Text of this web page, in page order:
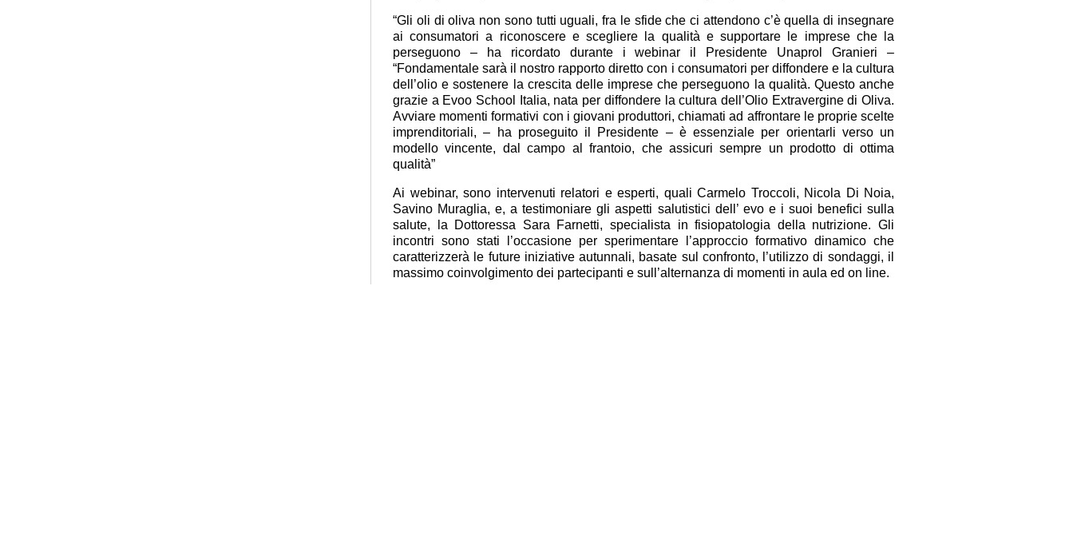
“Gli oli di oliva non sono tutti uguali, fra le sfide che ci attendono c’è quella di insegnare
ai consumatori a riconoscere e scegliere la qualità e supportare le imprese che la
perseguono – ha ricordato durante i webinar il Presidente Unaprol Granieri –
“Fondamentale sarà il nostro rapporto diretto con i consumatori per diffondere e la cultura
dell’olio e sostenere la crescita delle imprese che perseguono la qualità. Questo anche
grazie a Evoo School Italia, nata per diffondere la cultura dell’Olio Extravergine di Oliva.
Avviare momenti formativi con i giovani produttori, chiamati ad affrontare le proprie scelte
imprenditoriali, – ha proseguito il Presidente – è essenziale per orientarli verso un
modello vincente, dal campo al frantoio, che assicuri sempre un prodotto di ottima
qualità”
Ai webinar, sono intervenuti relatori e esperti, quali Carmelo Troccoli, Nicola Di Noia,
Savino Muraglia, e, a testimoniare gli aspetti salutistici dell’ evo e i suoi benefici sulla
salute, la Dottoressa Sara Farnetti, specialista in fisiopatologia della nutrizione. Gli
incontri sono stati l’occasione per sperimentare l’approccio formativo dinamico che
caratterizzerà le future iniziative autunnali, basate sul confronto, l’utilizzo di sondaggi, il
massimo coinvolgimento dei partecipanti e sull’alternanza di momenti in aula ed on line.